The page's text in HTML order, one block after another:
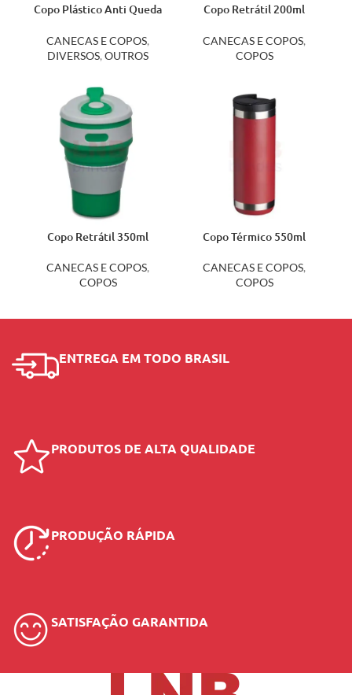
Copo Plástico Anti Queda
CANECAS E COPOS,
DIVERSOS, OUTROS
Copo Retrátil 200ml
CANECAS E COPOS,
COPOS
Copo Retrátil 350ml
CANECAS E COPOS,
COPOS
Copo Térmico 550ml
CANECAS E COPOS,
COPOS
ENTREGA EM TODO BRASIL
PRODUTOS DE ALTA QUALIDADE
PRODUÇÃO RÁPIDA
SATISFAÇÃO GARANTIDA